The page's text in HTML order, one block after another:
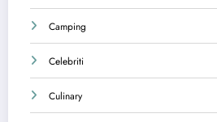
Camping
Celebriti
Culinary